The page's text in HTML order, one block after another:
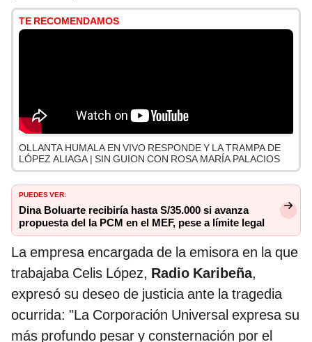
TE RECOMENDAMOS
OLLANTA HUMALA EN VIVO RESPONDE Y LA TRAMPA DE
LÓPEZ ALIAGA | SIN GUION CON ROSA MARÍA PALACIOS
PUEDES VER:
Dina Boluarte recibiría hasta S/35.000 si avanza
propuesta del la PCM en el MEF, pese a límite legal
La empresa encargada de la emisora en la que
trabajaba Celis López, Radio Karibeña,
expresó su deseo de justicia ante la tragedia
ocurrida: "La Corporación Universal expresa su
más profundo pesar y consternación por el